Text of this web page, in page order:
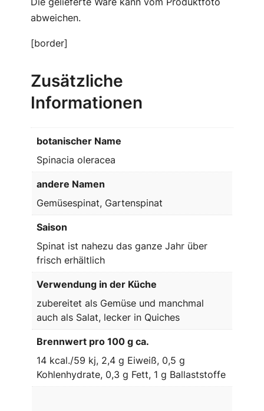
abweichen.
[border]
Zusätzliche
Informationen
botanischer Name
Spinacia oleracea
andere Namen
Gemüsespinat, Gartenspinat
Saison
Spinat ist nahezu das ganze Jahr über
frisch erhältlich
Verwendung in der Küche
zubereitet als Gemüse und manchmal
auch als Salat, lecker in Quiches
Brennwert pro 100 g ca.
14 kcal./59 kj, 2,4 g Eiweiß, 0,5 g
Kohlenhydrate, 0,3 g Fett, 1 g Ballaststoffe